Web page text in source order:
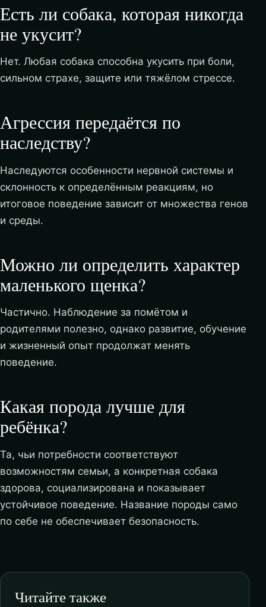
Есть ли собака, которая никогда
не укусит?
Нет. Любая собака способна укусить при боли,
сильном страхе, защите или тяжёлом стрессе.
Агрессия передаётся по
наследству?
Наследуются особенности нервной системы и
склонность к определённым реакциям, но
итоговое поведение зависит от множества генов
и среды.
Можно ли определить характер
маленького щенка?
Частично. Наблюдение за помётом и
родителями полезно, однако развитие, обучение
и жизненный опыт продолжат менять
поведение.
Какая порода лучше для
ребёнка?
Та, чьи потребности соответствуют
возможностям семьи, а конкретная собака
здорова, социализирована и показывает
устойчивое поведение. Название породы само
по себе не обеспечивает безопасность.
Читайте также